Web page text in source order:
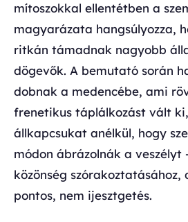
mítoszokkal ellentétben a
magyarázata hangsúlyozza,
ritkán támadnak nagyobb
dögevők. A bemutató során
dobnak a medencébe, ami
frenetikus táplálkozást vált
állkapcsukat anélkül, hogy
módon ábrázolnák a veszélyt
közönség szórakoztatásához,
pontos, nem ijesztgetés.